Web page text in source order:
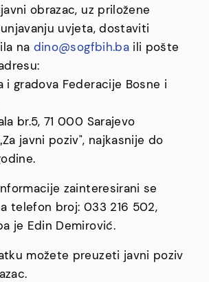
obrazac, uz priložene
uvjeta, dostaviti
na dino@sogfbih.baili pošte
i gradova Federacije Bosne i
br.5, 71 000 Sarajevo
javni poziv", najkasnije do
zainteresirani se
telefon broj: 033 216 502,
je Edin Demirović.
možete preuzeti javni poziv